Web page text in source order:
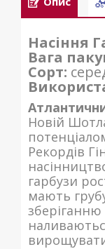
Насіння
Вага
Сорт:
Новій
Рекордів
гарбузи
мають